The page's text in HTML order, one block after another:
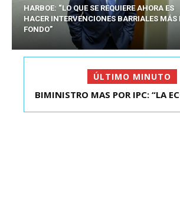
HARBOE: “LO QUE SE REQUIERE AHORA ES
HACER INTERVENCIONES BARRIALES MÁS
FONDO”
ÚLTIMO MINUTO
KAST SE REUNIÓ CON EL
BIMINISTRO MAS POR IPC: “LA